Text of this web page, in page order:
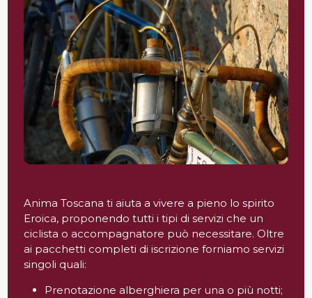
Anima Toscana ti aiuta a vivere a pieno lo spirito
Eroica, proponendo tutti i tipi di servizi che un
ciclista o accompagnatore può necessitare. Oltre
ai pacchetti completi di iscrizione forniamo servizi
singoli quali:
Prenotazione alberghiera per una o più notti;